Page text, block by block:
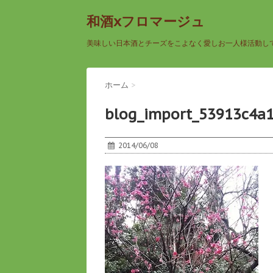
和酒xフロマージュ
美味しい日本酒とチーズをこよなく愛しお一人様活動し
ホーム >
2014/06/08